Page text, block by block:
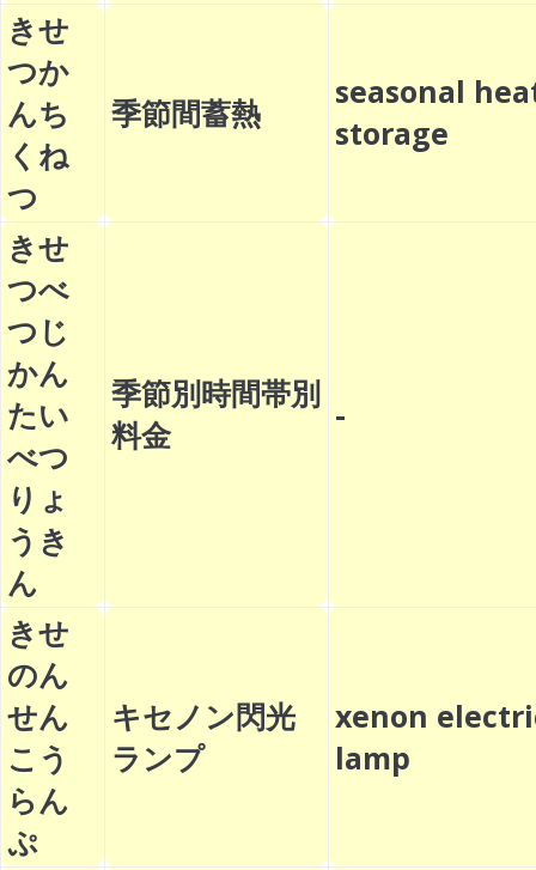
きせ
つか
んち
くね
つ
季節間蓄熱
seasonal
storage
きせ
つべ
つじ
かん
たい
べつ
りょ
うき
ん
季節別時間帯別
料金
-
きせ
のん
せん
こう
らん
ぷ
キセノン閃光
ランプ
xenon
lamp